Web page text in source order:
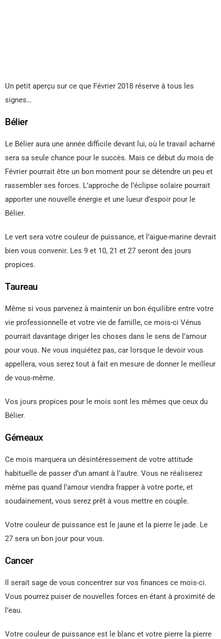
Un petit aperçu sur ce que Février 2018 réserve à tous les
signes…
Bélier
Le Bélier aura une année difficile devant lui, où le travail acharné
sera sa seule chance pour le succès. Mais ce début du mois de
Février pourrait être un bon moment pour se détendre un peu et
rassembler ses forces. L’approche de l’éclipse solaire pourrait
apporter une nouvelle énergie et une lueur d’espoir pour le
Bélier.
Le vert sera votre couleur de puissance, et l’aigue-marine devrait
bien vous convenir. Les 9 et 10, 21 et 27 seront des jours
propices.
Taureau
Même si vous parvenez à maintenir un bon équilibre entre votre
vie professionnelle et votre vie de famille, ce mois-ci Vénus
pourrait davantage diriger les choses dans le sens de l’amour
pour vous. Ne vous inquiétez pas, car lorsque le devoir vous
appellera, vous serez tout à fait en mesure de donner le meilleur
de vous-même.
Vos jours propices pour le mois sont les mêmes que ceux du
Bélier.
Gémeaux
Ce mois marquera un désintéressement de votre attitude
habituelle de passer d’un amant à l’autre. Vous ne réaliserez
même pas quand l’amour viendra frapper à votre porte, et
soudainement, vous serez prêt à vous mettre en couple.
Votre couleur de puissance est le jaune et la pierre le jade. Le
27 sera un bon jour pour vous.
Cancer
Il serait sage de vous concentrer sur vos finances ce mois-ci.
Vous pourrez puiser de nouvelles forces en étant à proximité de
l’eau.
Votre couleur de puissance est le blanc et votre pierre la pierre